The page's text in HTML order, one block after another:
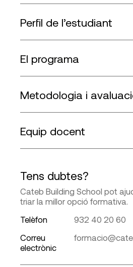
Perfil de l’estudiant
El programa
Metodologia i
Equip docent
Tens dubtes?
Cateb Building School pot
triar la millor opció formativa.
Telèfon
932 40 20 60
Correu
electrònic